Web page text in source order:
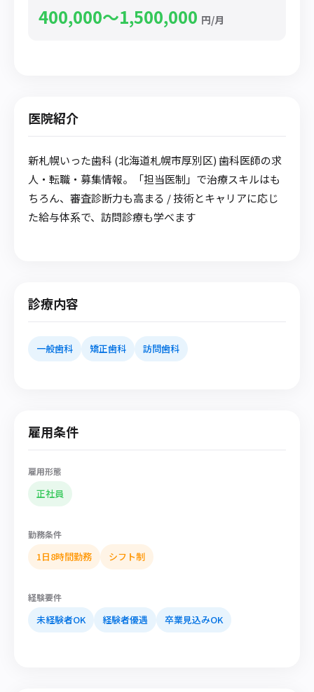
400,000〜1,500,000 円/月
医院紹介
新札幌いった歯科 (北海道札幌市厚別区) 歯科医師の求
人・転職・募集情報。「担当医制」で治療スキルはも
ちろん、審査診断力も高まる / 技術とキャリアに応じ
た給与体系で、訪問診療も学べます
診療内容
一般歯科 矯正歯科 訪問歯科
雇用条件
雇用形態
正社員
勤務条件
1日8時間勤務 シフト制
経験要件
未経験者OK 経験者優遇 卒業見込みOK